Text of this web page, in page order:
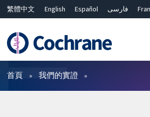
繁體中文 English Español فارسی
ไทย
简体中文
篩選條件
首頁 我們的實證